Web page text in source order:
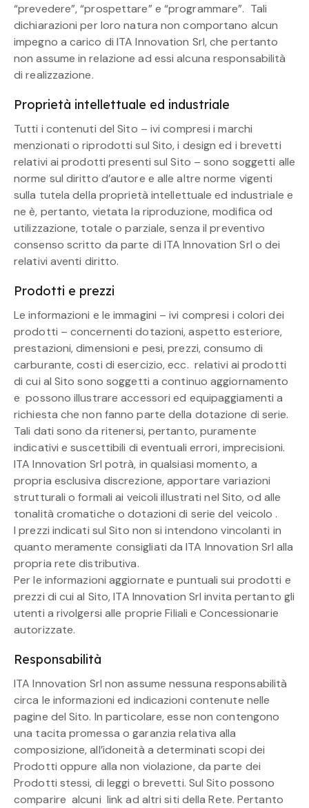
“prevedere”, “prospettare” e “programmare”. Tali
dichiarazioni per loro natura non comportano alcun
impegno a carico di ITA Innovation Srl, che pertanto
non assume in relazione ad essi alcuna responsabilità
di realizzazione.
Proprietà intellettuale ed industriale
Tutti i contenuti del Sito – ivi compresi i marchi
menzionati o riprodotti sul Sito, i design ed i brevetti
relativi ai prodotti presenti sul Sito – sono soggetti alle
norme sul diritto d’autore e alle altre norme vigenti
sulla tutela della proprietà intellettuale ed industriale e
ne è, pertanto, vietata la riproduzione, modifica od
utilizzazione, totale o parziale, senza il preventivo
consenso scritto da parte di ITA Innovation Srl o dei
relativi aventi diritto.
Prodotti e prezzi
Le informazioni e le immagini – ivi compresi i colori dei
prodotti – concernenti dotazioni, aspetto esteriore,
prestazioni, dimensioni e pesi, prezzi, consumo di
carburante, costi di esercizio, ecc. relativi ai prodotti
di cui al Sito sono soggetti a continuo aggiornamento
e possono illustrare accessori ed equipaggiamenti a
richiesta che non fanno parte della dotazione di serie.
Tali dati sono da ritenersi, pertanto, puramente
indicativi e suscettibili di eventuali errori, imprecisioni.
ITA Innovation Srl potrà, in qualsiasi momento, a
propria esclusiva discrezione, apportare variazioni
strutturali o formali ai veicoli illustrati nel Sito, od alle
tonalità cromatiche o dotazioni di serie del veicolo .
I prezzi indicati sul Sito non si intendono vincolanti in
quanto meramente consigliati da ITA Innovation Srl alla
propria rete distributiva.
Per le informazioni aggiornate e puntuali sui prodotti e
prezzi di cui al Sito, ITA Innovation Srl invita pertanto gli
utenti a rivolgersi alle proprie Filiali e Concessionarie
autorizzate.
Responsabilità
ITA Innovation Srl non assume nessuna responsabilità
circa le informazioni ed indicazioni contenute nelle
pagine del Sito. In particolare, esse non contengono
una tacita promessa o garanzia relativa alla
composizione, all’idoneità a determinati scopi dei
Prodotti oppure alla non violazione, da parte dei
Prodotti stessi, di leggi o brevetti. Sul Sito possono
comparire alcuni link ad altri siti della Rete. Pertanto